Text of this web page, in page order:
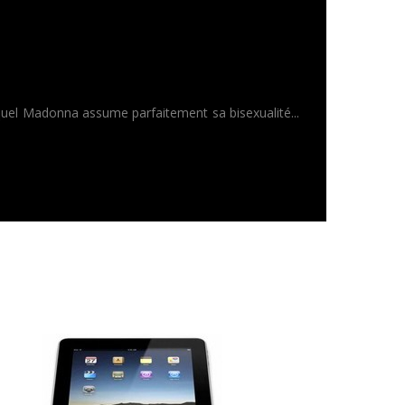
Madonna assume parfaitement sa bisexualité...